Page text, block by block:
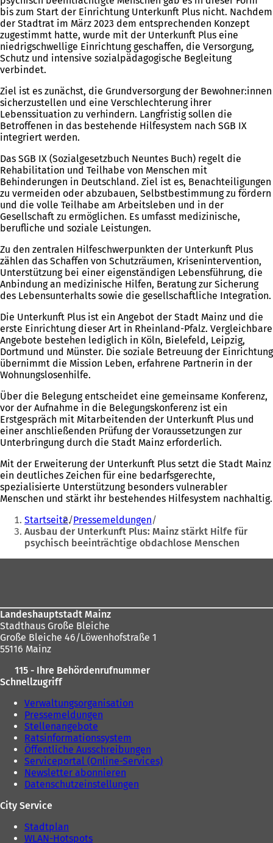
bis zum Start der Einrichtung Unterkunft Plus nicht. Nachdem
der Stadtrat im März 2023 dem entsprechenden Konzept
zugestimmt hatte, wurde mit der Unterkunft Plus eine
niedrigschwellige Einrichtung geschaffen, die Versorgung,
Schutz und intensive sozialpädagogische Begleitung
verbindet.
Ziel ist es zunächst, die Grundversorgung der Bewohner:innen
sicherzustellen und eine Verschlechterung ihrer
Lebenssituation zu verhindern. Langfristig sollen die
Betroffenen in das bestehende Hilfesystem nach SGB IX
integriert werden.
Das SGB IX (Sozialgesetzbuch Neuntes Buch) regelt die
Rehabilitation und Teilhabe von Menschen mit
Behinderungen in Deutschland. Ziel ist es, Benachteiligungen
zu vermeiden oder abzubauen, Selbstbestimmung zu fördern
und die volle Teilhabe am Arbeitsleben und in der
Gesellschaft zu ermöglichen. Es umfasst medizinische,
berufliche und soziale Leistungen.
Zu den zentralen Hilfeschwerpunkten der Unterkunft Plus
zählen das Schaffen von Schutzräumen, Krisenintervention,
Unterstützung bei einer eigenständigen Lebensführung, die
Anbindung an medizinische Hilfen, Beratung zur Sicherung
des Lebensunterhalts sowie die gesellschaftliche Integration.
Die Unterkunft Plus ist ein Angebot der Stadt Mainz und die
erste Einrichtung dieser Art in Rheinland-Pfalz. Vergleichbare
Angebote bestehen lediglich in Köln, Bielefeld, Leipzig,
Dortmund und Münster. Die soziale Betreuung der Einrichtung
übernimmt die Mission Leben, erfahrene Partnerin in der
Wohnungslosenhilfe.
Über die Belegung entscheidet eine gemeinsame Konferenz,
vor der Aufnahme in die Belegungskonferenz ist ein
Erstgespräch mit Mitarbeitenden der Unterkunft Plus und
einer anschließenden Prüfung der Voraussetzungen zur
Unterbringung durch die Stadt Mainz erforderlich.
Mit der Erweiterung der Unterkunft Plus setzt die Stadt Mainz
ein deutliches Zeichen für eine bedarfsgerechte,
spezialisierte Unterstützung besonders vulnerabler
Menschen und stärkt ihr bestehendes Hilfesystem nachhaltig.
Sie
befinden
sich
hier:
Startseite Pressemeldungen
Ausbau der Unterkunft Plus: Mainz stärkt Hilfe für
psychisch beeinträchtige obdachlose Menschen
Landeshauptstadt Mainz
Stadthaus Große Bleiche
Große Bleiche 46/Löwenhofstraße 1
55116 Mainz
115 - Ihre Behördenrufnummer
Schnellzugriff
Verwaltungsorganisation
Pressemeldungen
Stellenangebote
Ratsinformationssystem
Öffentliche Ausschreibungen
Serviceportal (Online-Services)
Newsletter abonnieren
Datenschutzeinstellungen
City Service
Stadtplan
WLAN-Hotspots